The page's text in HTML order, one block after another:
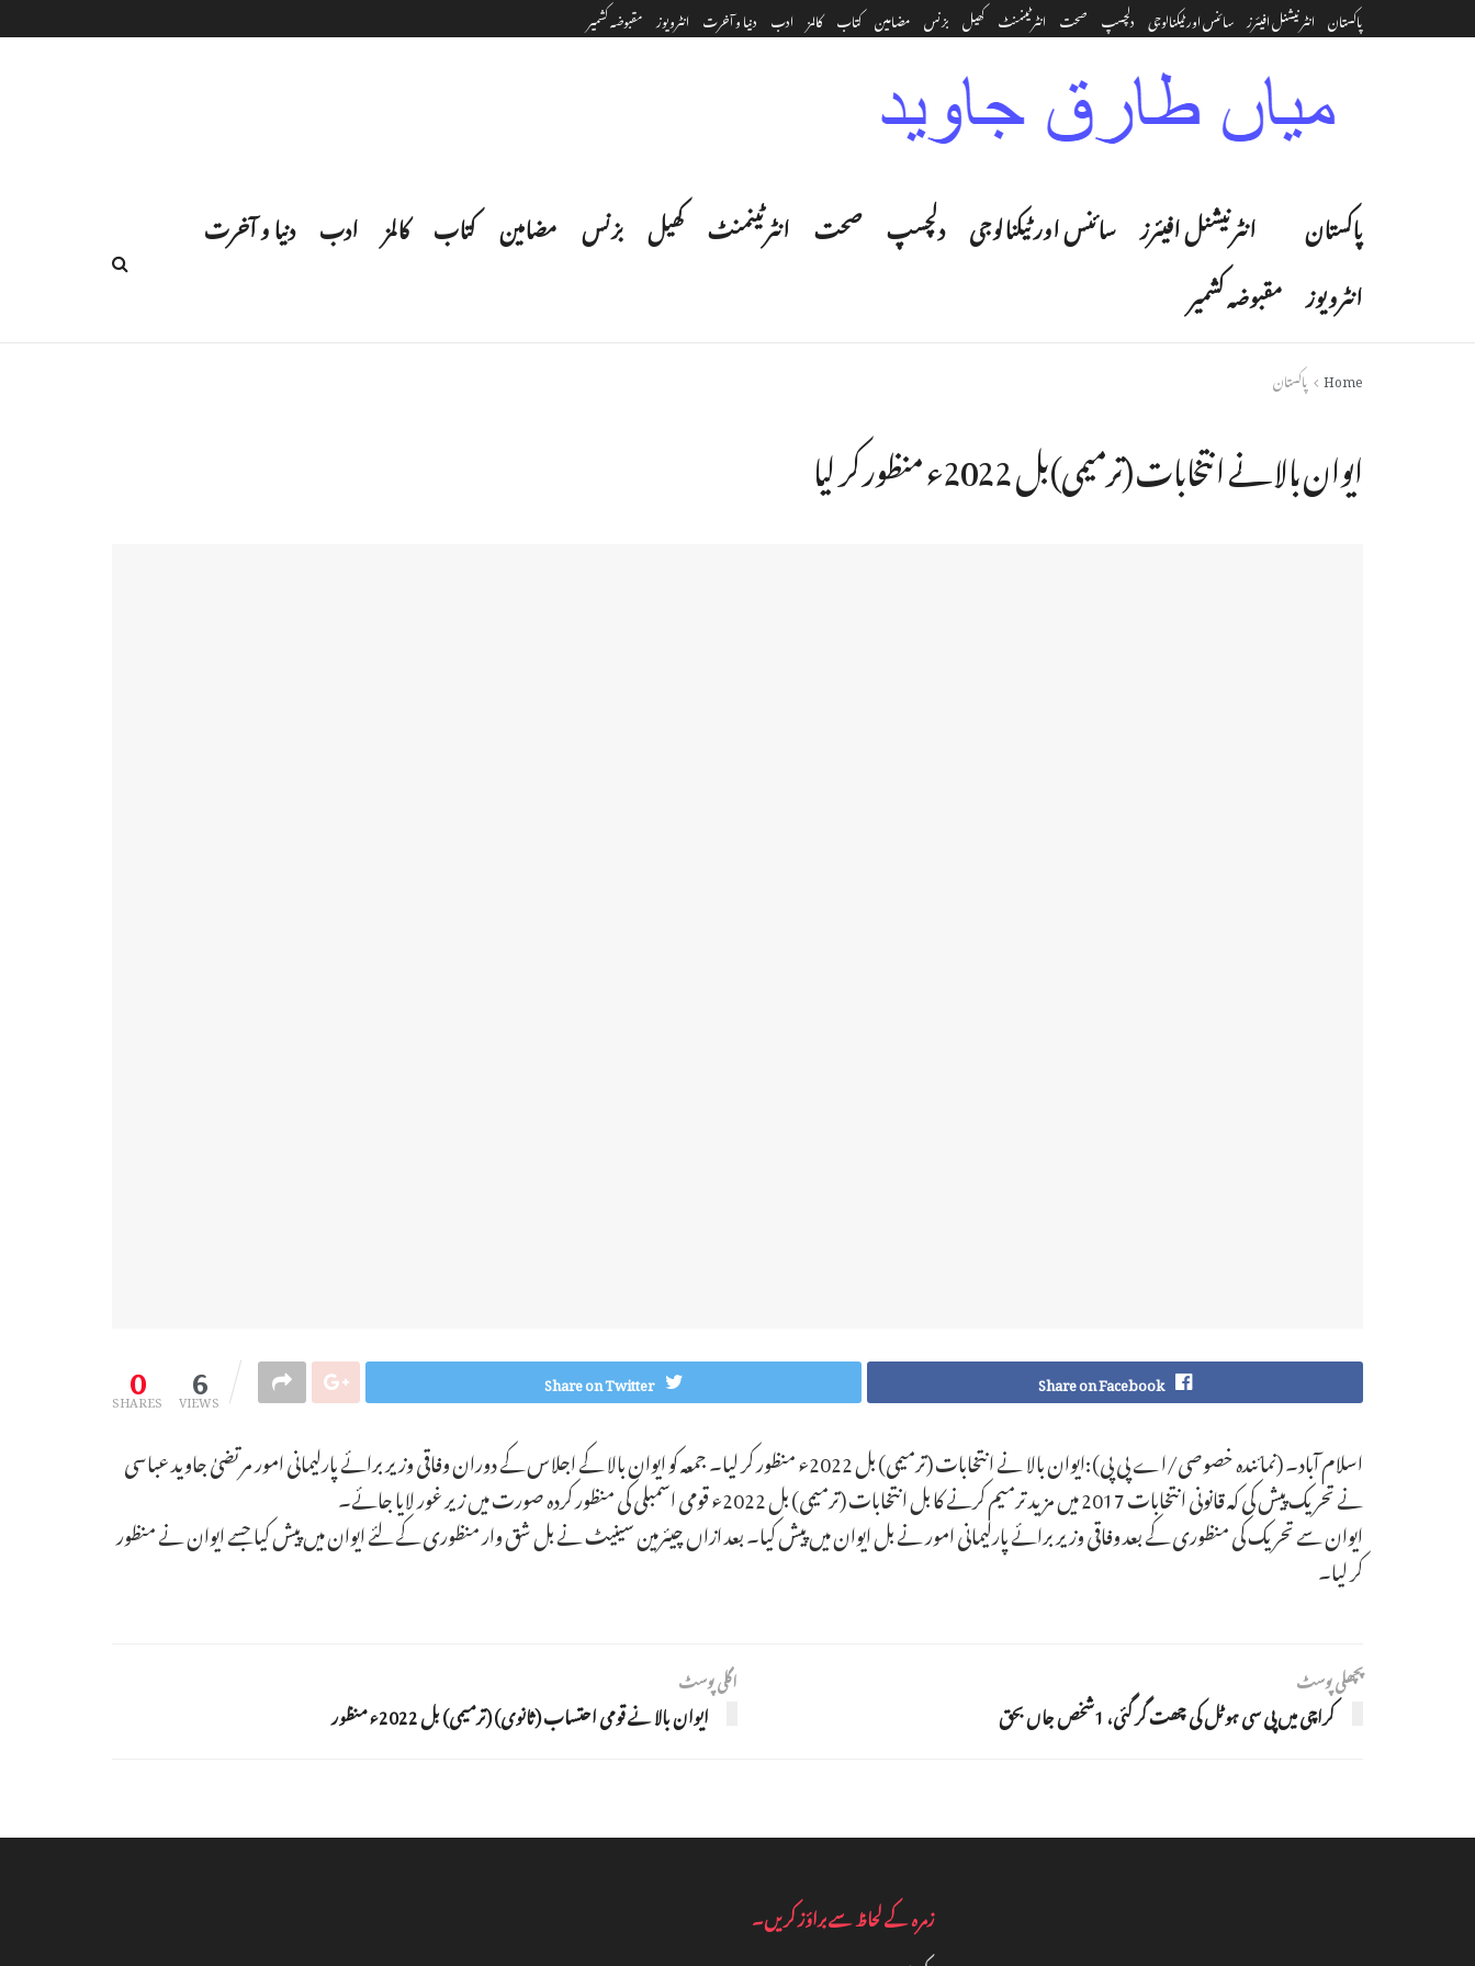
پاکستان انٹرنیشنل افیئرز سائنس اور ٹیکنالوجی دلچسپ صحت انٹرٹینمنٹ‎ کھیل بزنس مضامین کتاب کالمز ادب دنیا و آخرت انٹرویوز مقبوضہ کشمیر
پاکستان انٹرنیشنل افیئرز سائنس اور ٹیکنالوجی دلچسپ صحت انٹرٹینمنٹ‎ کھیل بزنس مضامین کتاب کالمز ادب دنیا و آخرت
انٹرویوز مقبوضہ کشمیر
Home پاکستان
ایوان بالا نے انتخابات (ترمیمی) بل 2022ء منظور کر لیا
0
SHARES 6
VIEWS Share on Facebook
Share on Twitter
اسلام آباد۔ (نمائندہ خصوصی/اے پی پی):ایوان بالا نے انتخابات (ترمیمی) بل 2022ء منظور کر لیا۔ جمعہ کو ایوان بالا کے اجلاس کے دوران وفاقی وزیر برائے پارلیمانی امور مرتضیٰ جاوید عباسی
نے تحریک پیش کی کہ قانونی انتخابات 2017 میں مزید ترمیم کرنے کا بل انتخابات (ترمیمی) بل 2022ء قومی اسمبلی کی منظور کردہ صورت میں زیر غور لایا جائے۔
ایوان سے تحریک کی منظوری کے بعد وفاقی وزیر برائے پارلیمانی امور نے بل ایوان میں پیش کیا۔ بعد ازاں چیئرمین سینیٹ نے بل شق وار منظوری کے لئے ایوان میں پیش کیا جسے ایوان نے منظور
کر لیا۔
پچھلی پوسٹ
کراچی میں پی سی ہوٹل کی چھت گر گئی، 1شخص جاں‌ بحق
اگلی پوسٹ
ایوان بالا نے قومی احتساب (ثانوی) (ترمیمی) بل 2022ء منظور
زمرہ کے لحاظ سے براؤز کریں۔